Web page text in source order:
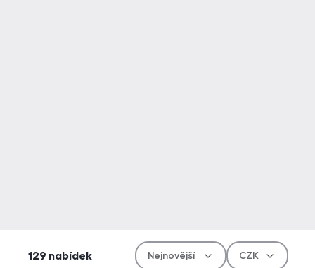
129 nabídek
Měna